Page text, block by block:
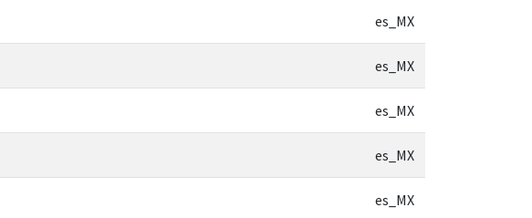
es_MX
es_MX
es_MX
es_MX
es_MX